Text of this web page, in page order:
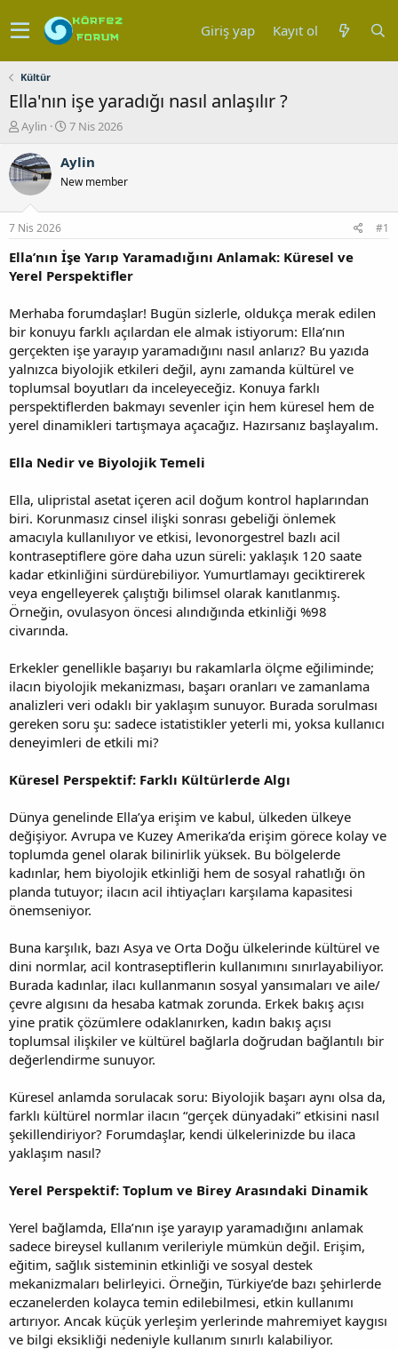
Giriş yap Kayıt ol
Kültür
Ella'nın işe yaradığı nasıl anlaşılır ?
K
n
u
y
b
a
ş
a
a
n
Aylin
B
ş
l
a
ç
t
a
i
h
7 Nis 2026
Aylin
New member
7 Nis 2026 #1
Ella’nın İşe Yarıp Yaramadığını Anlamak: Küresel ve
Yerel Perspektifler
Merhaba forumdaşlar! Bugün sizlerle, oldukça merak edilen
bir konuyu farklı açılardan ele almak istiyorum: Ella’nın
gerçekten işe yarayıp yaramadığını nasıl anlarız? Bu yazıda
yalnızca biyolojik etkileri değil, aynı zamanda kültürel ve
toplumsal boyutları da inceleyeceğiz. Konuya farklı
perspektiflerden bakmayı sevenler için hem küresel hem de
yerel dinamikleri tartışmaya açacağız. Hazırsanız başlayalım.
Ella Nedir ve Biyolojik Temeli
Ella, ulipristal asetat içeren acil doğum kontrol haplarından
biri. Korunmasız cinsel ilişki sonrası gebeliği önlemek
amacıyla kullanılıyor ve etkisi, levonorgestrel bazlı acil
kontraseptiflere göre daha uzun süreli: yaklaşık 120 saate
kadar etkinliğini sürdürebiliyor. Yumurtlamayı geciktirerek
veya engelleyerek çalıştığı bilimsel olarak kanıtlanmış.
Örneğin, ovulasyon öncesi alındığında etkinliği %98
civarında.
Erkekler genellikle başarıyı bu rakamlarla ölçme eğiliminde;
ilacın biyolojik mekanizması, başarı oranları ve zamanlama
analizleri veri odaklı bir yaklaşım sunuyor. Burada sorulması
gereken soru şu: sadece istatistikler yeterli mi, yoksa kullanıcı
deneyimleri de etkili mi?
Küresel Perspektif: Farklı Kültürlerde Algı
Dünya genelinde Ella’ya erişim ve kabul, ülkeden ülkeye
değişiyor. Avrupa ve Kuzey Amerika’da erişim görece kolay ve
toplumda genel olarak bilinirlik yüksek. Bu bölgelerde
kadınlar, hem biyolojik etkinliği hem de sosyal rahatlığı ön
planda tutuyor; ilacın acil ihtiyaçları karşılama kapasitesi
önemseniyor.
Buna karşılık, bazı Asya ve Orta Doğu ülkelerinde kültürel ve
dini normlar, acil kontraseptiflerin kullanımını sınırlayabiliyor.
Burada kadınlar, ilacı kullanmanın sosyal yansımaları ve aile/
çevre algısını da hesaba katmak zorunda. Erkek bakış açısı
yine pratik çözümlere odaklanırken, kadın bakış açısı
toplumsal ilişkiler ve kültürel bağlarla doğrudan bağlantılı bir
değerlendirme sunuyor.
Küresel anlamda sorulacak soru: Biyolojik başarı aynı olsa da,
farklı kültürel normlar ilacın “gerçek dünyadaki” etkisini nasıl
şekillendiriyor? Forumdaşlar, kendi ülkelerinizde bu ilaca
yaklaşım nasıl?
Yerel Perspektif: Toplum ve Birey Arasındaki Dinamik
Yerel bağlamda, Ella’nın işe yarayıp yaramadığını anlamak
sadece bireysel kullanım verileriyle mümkün değil. Erişim,
eğitim, sağlık sisteminin etkinliği ve sosyal destek
mekanizmaları belirleyici. Örneğin, Türkiye’de bazı şehirlerde
eczanelerden kolayca temin edilebilmesi, etkin kullanımı
artırıyor. Ancak küçük yerleşim yerlerinde mahremiyet kaygısı
ve bilgi eksikliği nedeniyle kullanım sınırlı kalabiliyor.